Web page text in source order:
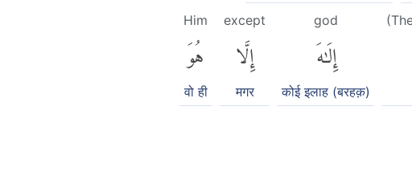
god
إِلَٰهَ
कोई इलाह (बरहक़)
except
إِلَّا
मगर
Him
هُوَ
वो ही